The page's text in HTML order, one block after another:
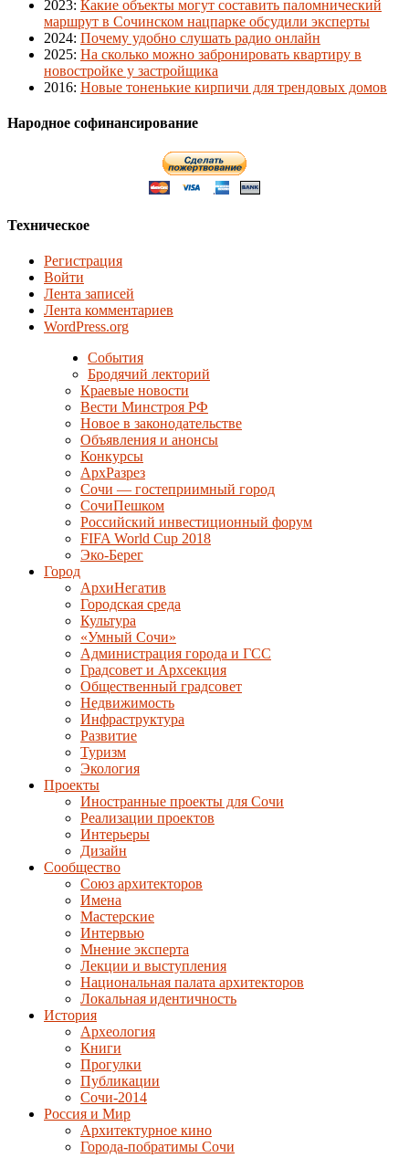
2023: Какие объекты могут составить паломнический
маршрут в Сочинском нацпарке обсудили эксперты
2024: Почему удобно слушать радио онлайн
2025: На сколько можно забронировать квартиру в
новостройке у застройщика
2016: Новые тоненькие кирпичи для трендовых домов
Народное софинансирование
Техническое
Регистрация
Войти
Лента записей
Лента комментариев
WordPress.org
События
Бродячий лекторий
Краевые новости
Вести Минстроя РФ
Новое в законодательстве
Объявления и анонсы
Конкурсы
АрхРазрез
Сочи — гостеприимный город
СочиПешком
Российский инвестиционный форум
FIFA World Cup 2018
Эко-Берег
Город
АрхиНегатив
Городская среда
Культура
«Умный Сочи»
Администрация города и ГСС
Градсовет и Архсекция
Общественный градсовет
Недвижимость
Инфраструктура
Развитие
Туризм
Экология
Проекты
Иностранные проекты для Сочи
Реализации проектов
Интерьеры
Дизайн
Сообщество
Союз архитекторов
Имена
Мастерские
Интервью
Мнение эксперта
Лекции и выступления
Национальная палата архитекторов
Локальная идентичность
История
Археология
Книги
Прогулки
Публикации
Сочи-2014
Россия и Мир
Архитектурное кино
Города-побратимы Сочи